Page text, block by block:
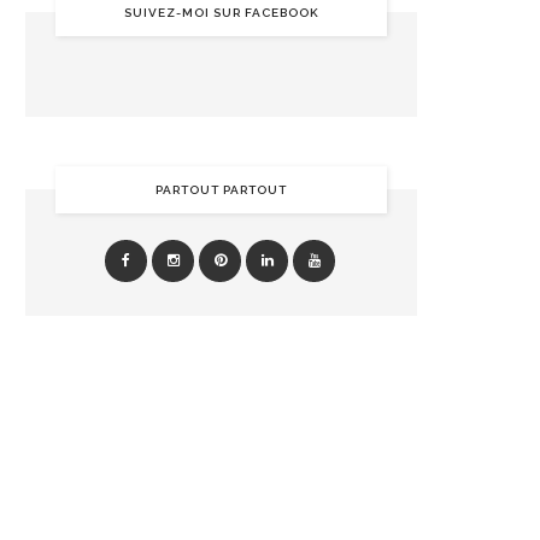
SUIVEZ-MOI SUR FACEBOOK
PARTOUT PARTOUT